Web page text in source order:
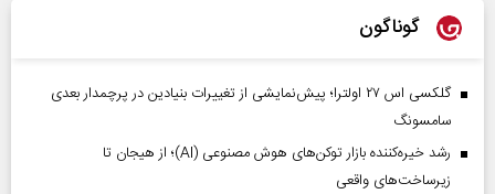
گوناگون
گلکسی اس ۲۷ اولترا؛ پیش‌نمایشی از تغییرات بنیادین در پرچمدار بعدی
سامسونگ
رشد خیره‌کننده بازار توکن‌های هوش مصنوعی (AI)؛ از هیجان تا
زیرساخت‌های واقعی